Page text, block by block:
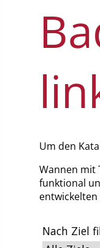
Um den
Wannen mit
funktional
Nach Ziel